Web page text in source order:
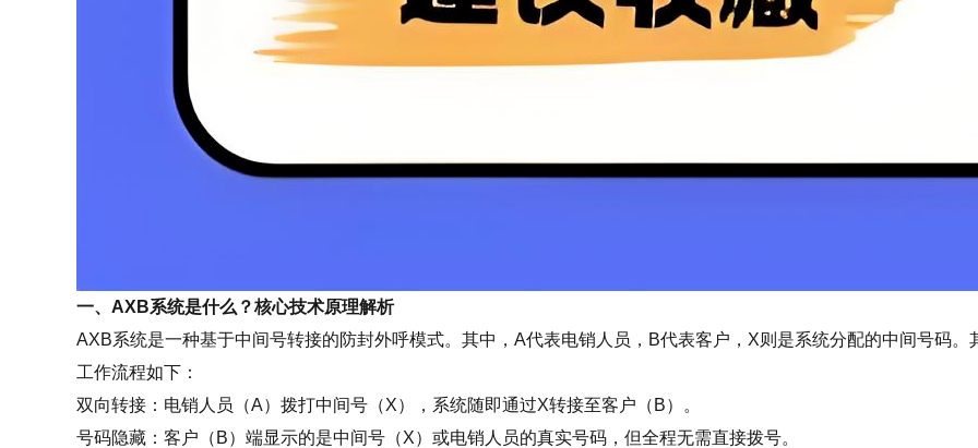
一、AXB系统是什么？核心技术原理解析
AXB系统是一种基于中间号转接的防封外呼模式。其中，A代表电销人员，B代表客户，X则是系统分配的中间号码。
工作流程如下：
双向转接：电销人员（A）拨打中间号（X），系统随即通过X转接至客户（B）。
号码隐藏：客户（B）端显示的是中间号（X）或电销人员的真实号码，但全程无需直接拨号。